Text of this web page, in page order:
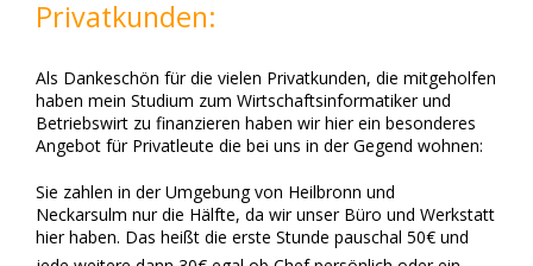
Privatkunden:
Als Dankeschön für die vielen Privatkunden, die mitgeholfen
haben mein Studium zum Wirtschaftsinformatiker und
Betriebswirt zu finanzieren haben wir hier ein besonderes
Angebot für Privatleute die bei uns in der Gegend wohnen:
Sie zahlen in der Umgebung von Heilbronn und
Neckarsulm nur die Hälfte, da wir unser Büro und Werkstatt
hier haben. Das heißt die erste Stunde pauschal 50€ und